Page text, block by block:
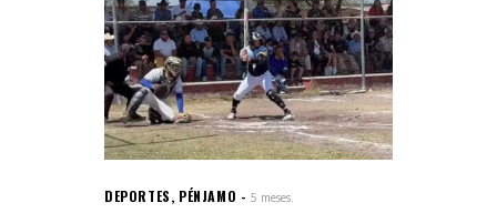
DEPORTES, PÉNJAMO 5 meses.